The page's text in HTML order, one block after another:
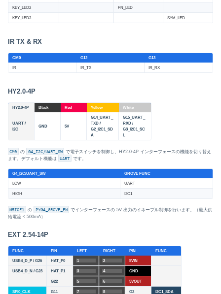
KEY_LED2 FN_LED
KEY_LED3 SYM_LED
IR TX & RX
CM0 G12 G13
IR IR_TX IR_RX
HY2.0-4P
HY2.0-4P Black Red Yellow White
UART /
I2C
GND 5V
G14_UART_
TXD /
G2_I2C1_SD
A
G15_UART_
RXD /
G3_I2C1_SC
L
CM0 の G4_I2C/UART_SW で電子スイッチを制御し、HY2.0-4P インターフェースの機能を切り替え
ます。デフォルト機能は
UART です。
G4_I2C/UART_SW GROVE FUNC
LOW UART
HIGH I2C1
M5IOE1 の PYG4_GROVE_EN でインターフェースの 5V 出力のイネーブル制御を行います。（最大供
給電流 < 500mA）
EXT 2.54-14P
FUNC PIN LEFT RIGHT PIN FUNC
USB4_D_P / G26 HAT_P0 1 2 5VIN
USB4_D_N / G23 HAT_P1 3 4 GND
G22 5 6 5VOUT
SPI0_CLK G11 7 8 G2 I2C1_SDA